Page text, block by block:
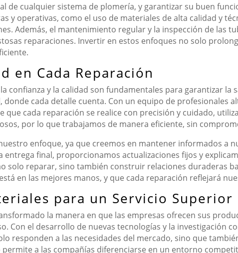
de cualquier sistema de plomería, y garantizar su buen
y operativas, como el uso de materiales de alta calidad y
Además, el mantenimiento regular y la inspección de las
reparaciones. Invertir en estos enfoques no solo
en Cada Reparación
confianza y la calidad son fundamentales para garantizar
donde cada detalle cuenta. Con un equipo de profesionales
que cada reparación se realice con precisión y cuidado,
por lo que trabajamos de manera eficiente, sin
enfoque, ya que creemos en mantener informados a
entrega final, proporcionamos actualizaciones fijos y
solo reparar, sino también construir relaciones duraderas
en las mejores manos, y que cada reparación reflejará
para un Servicio Superior
la manera en que las empresas ofrecen sus
Con el desarrollo de nuevas tecnologías y la investigación
responden a las necesidades del mercado, sino que
a las compañías diferenciarse en un entorno